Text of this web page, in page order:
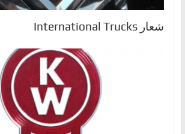
شعار International Trucks